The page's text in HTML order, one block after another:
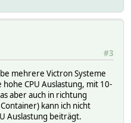
#3
mehrere Victron Systeme
CPU Auslastung, mit 10-
aber auch in richtung
kann ich nicht
Auslastung beiträgt.